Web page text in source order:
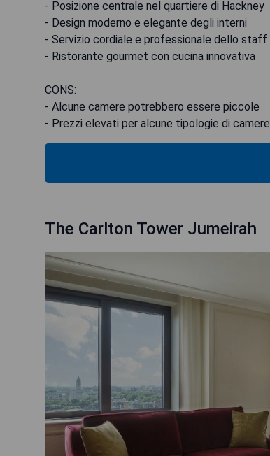
- Posizione centrale nel quartiere di Hackney
- Design moderno e elegante degli interni
- Servizio cordiale e professionale dello staff
- Ristorante gourmet con cucina innovativa
CONS:
- Alcune camere potrebbero essere piccole
- Prezzi elevati per alcune tipologie di camere
The Carlton Tower Jumeirah